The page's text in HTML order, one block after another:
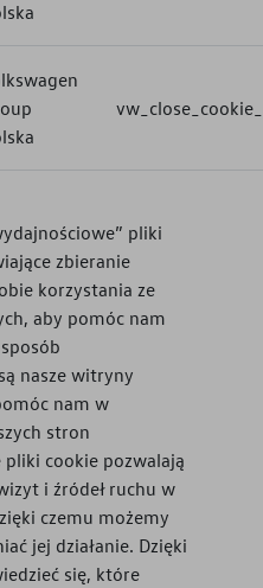
pliki
zbieranie
korzystania ze
aby pomóc nam
nasze witryny
nam w
stron
cookie pozwalają
i źródeł ruchu w
czemu możemy
jej działanie. Dzięki
się, które